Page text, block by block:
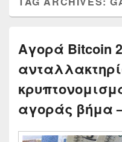
Αγορά Bitcoin
αγοράς βήμα